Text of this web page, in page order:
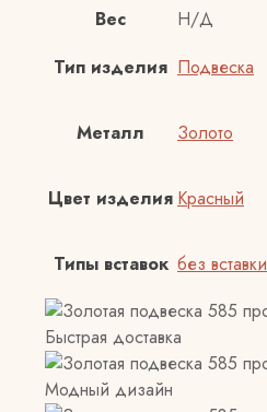
Вес
Н/Д
Тип изделия Подвеска
Металл Золото
Цвет изделия Красный
Типы вставок без вставки
Быстрая доставка
Модный дизайн